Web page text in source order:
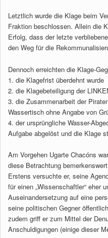
Letztlich wurde die Klage beim
Fraktion beschlossen. Allein die
Erfolg, dass der letzte
den Weg für die
Dennoch erreichten die Klage-
1. die Klagefrist überdehnt wurde
2. die Klagebeteiligung der
3. die Zusammenarbeit der
Wassertisch ohne Angabe von
4. der ursprüngliche Wasser-
Aufgabe abgelöst und die Klage
Am Vorgehen Ugarte Chacóns
diese Betrachtung
Erstens versuchte er, seine
für einen „Wissenschaftler“ eher
Auseinandersetzung auf eine
seine politischen Gegner
zudem griff er zum Mittel der
Anschuldigungen (einige dieser